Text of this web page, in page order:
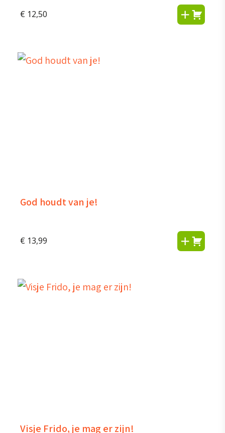
€ 12,50
God houdt van je!
€ 13,99
Visje Frido, je mag er zijn!